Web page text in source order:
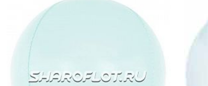
Купить в 1 клик